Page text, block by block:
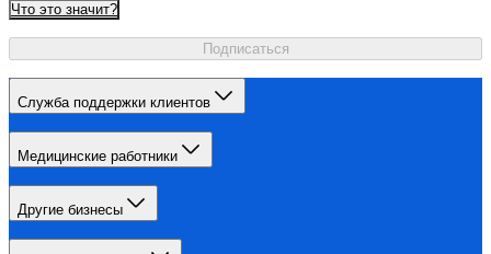
Что это значит?
Подписаться
Служба поддержки клиентов
Медицинские работники
Другие бизнесы